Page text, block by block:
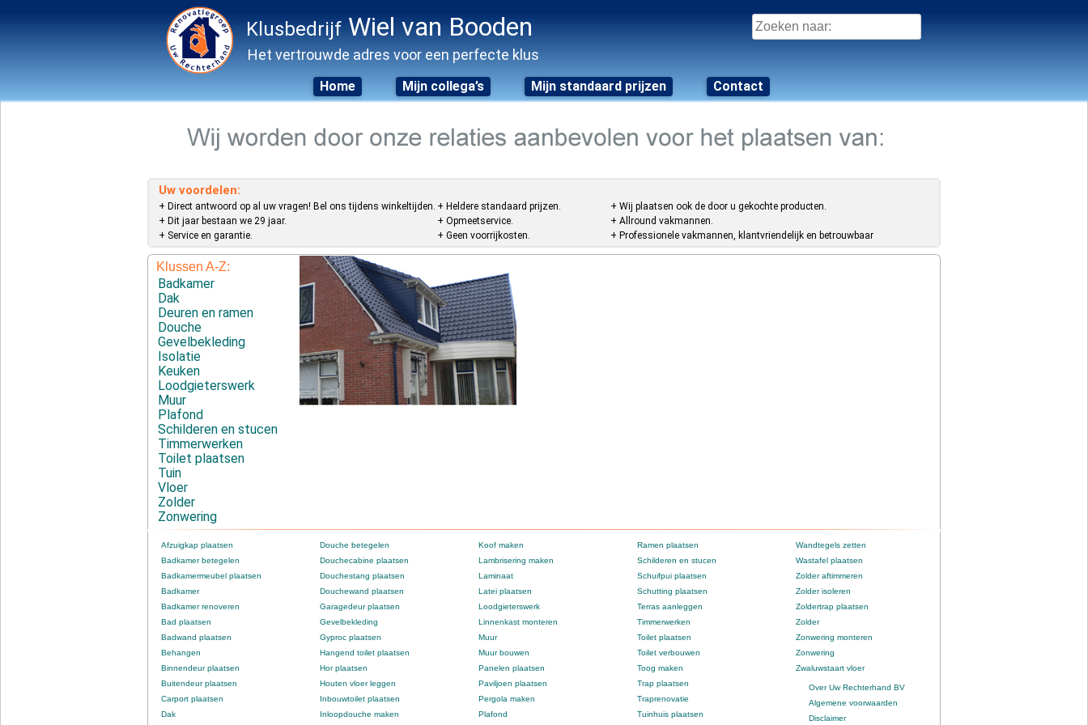
Klusbedrijf Wiel van Booden
Het vertrouwde adres voor een perfecte klus
Zoeken
naar:
Home Mijn collega’s Mijn standaard prijzen Contact
Uw voordelen:
+ Direct antwoord op al uw vragen! Bel ons tijdens winkeltijden.
+ Dit jaar bestaan we 29 jaar.
+ Service en garantie.
+ Heldere standaard prijzen.
+ Opmeetservice.
+ Geen voorrijkosten.
+ Wij plaatsen ook de door u gekochte producten.
+ Allround vakmannen.
+ Professionele vakmannen, klantvriendelijk en betrouwbaar
Klussen A-Z:
Badkamer
Dak
Deuren en ramen
Douche
Gevelbekleding
Isolatie
Keuken
Loodgieterswerk
Muur
Plafond
Schilderen en stucen
Timmerwerken
Toilet plaatsen
Tuin
Vloer
Zolder
Zonwering
Afzuigkap plaatsen
Badkamer betegelen
Badkamermeubel plaatsen
Badkamer
Badkamer renoveren
Bad plaatsen
Badwand plaatsen
Behangen
Binnendeur plaatsen
Buitendeur plaatsen
Carport plaatsen
Dak
Douche betegelen
Douchecabine plaatsen
Douchestang plaatsen
Douchewand plaatsen
Garagedeur plaatsen
Gevelbekleding
Gyproc plaatsen
Hangend toilet plaatsen
Hor plaatsen
Houten vloer leggen
Inbouwtoilet plaatsen
Inloopdouche maken
Koof maken
Lambrisering maken
Laminaat
Latei plaatsen
Loodgieterswerk
Linnenkast monteren
Muur
Muur bouwen
Panelen plaatsen
Paviljoen plaatsen
Pergola maken
Plafond
Ramen plaatsen
Schilderen en stucen
Schuifpui plaatsen
Schutting plaatsen
Terras aanleggen
Timmerwerken
Toilet plaatsen
Toilet verbouwen
Toog maken
Trap plaatsen
Traprenovatie
Tuinhuis plaatsen
Wandtegels zetten
Wastafel plaatsen
Zolder aftimmeren
Zolder isoleren
Zoldertrap plaatsen
Zolder
Zonwering monteren
Zonwering
Zwaluwstaart vloer
Over Uw Rechterhand BV
Algemene voorwaarden
Disclaimer